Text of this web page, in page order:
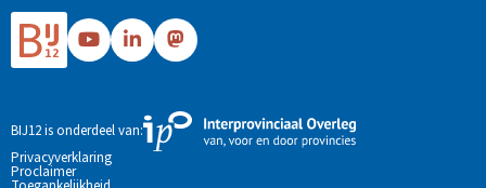
Ga
naar
pagina
Ga
naar
LinkedIn
pagina
Ga
naar
Mastodon
pagina
BIJ12 is onderdeel van:
Externe
link
Privacyverklaring
Proclaimer